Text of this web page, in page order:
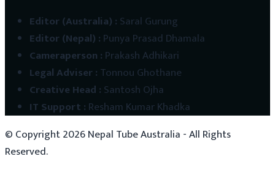
Editor (Australia) : Saral Gurung
Editor (Nepal) : Punya Prasad Dhamala
Cameraperson : Prakash Adhikari
Legal Adviser: Tonnou Ghothane
Creative Head : Santosh Ojha
IT Support : Resham Kumar Khadka
© Copyright2026Nepal Tube Australia - All Rights
Reserved.